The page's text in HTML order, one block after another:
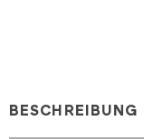
BESCHREIBUNG